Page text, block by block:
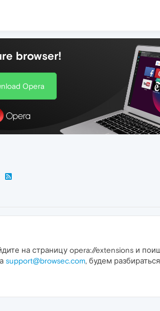
browser!
Opera
на страницу opera://extensions и
support@browsec.com, будем